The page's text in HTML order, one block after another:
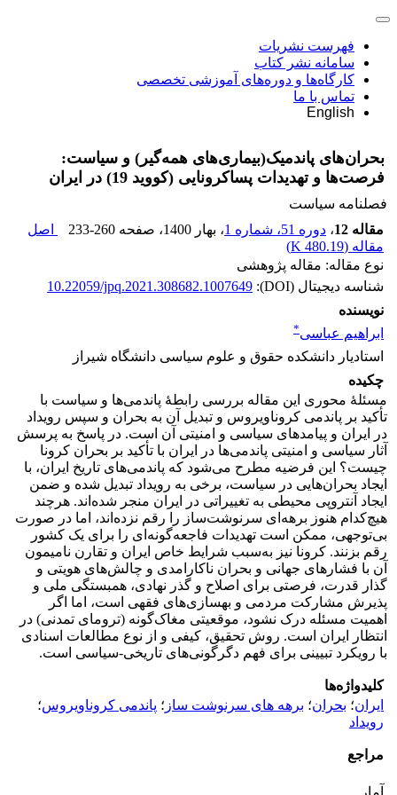
فهرست نشریات
سامانه نشر کتاب
کارگاه‌ها و دوره‌های آموزشی تخصصی
تماس با ما
English
بحران‌های پاندمیک(بیماری‌های همه‌گیر) و سیاست:
فرصت‌ها و تهدیدات پساکرونایی (کووید 19) در ایران
فصلنامه سیاست
مقاله 12
، دوره 51، شماره 1 ، بهار 1400 ، صفحه 233-260
اصل
مقاله (480.19 K
)
نوع مقاله: مقاله پژوهشی
شناسه دیجیتال (DOI):
10.22059/jpq.2021.308682.1007649
نویسنده
ابراهیم عباسی*
استادیار دانشکده حقوق و علوم سیاسی دانشگاه شیراز
چکیده
مسئلۀ محوری این مقاله بررسی رابطۀ پاندمی‌ها و سیاست با
تأکید بر پاندمی کروناویروس و تبدیل آن به بحران و سپس رویداد
در ایران و پیامدهای سیاسی و امنیتی آن است. در پاسخ به پرسش
آثار سیاسی و امنیتی پاندمی‌ها در ایران با تأکید بر بحران کرونا
چیست؟ این فرضیه مطرح می‌شود که پاندمی‌های تاریخ ایران، با
ایجاد بحران‌هایی در سیاست، برخی به رویداد تبدیل شده و ضمن
ایجاد آنتروپی محیطی به تغییراتی در ایران منجر شده‌اند. هرچند
هیچ‌کدام هنوز برهه‌ای سرنوشت‌ساز را رقم نزده‌اند، اما در صورت
بی‌توجهی، ممکن است تهدیدات فاجعه‌گونه‌ای را برای یک کشور
رقم بزنند. کرونا نیز به‌سبب شرایط خاص ایران و تقارن نامیمون
آن با فشارهای جهانی و بحران ناکارامدی و چالش‌های هویتی و
گذار قدرت، فرصتی برای اصلاح و گذر نهادی، همبستگی ملی و
پذیرش مشارکت مردمی و بهسازی‌های فقهی است، اما اگر
اهمیت مسئله درک نشود، موقعیتی مغاک‌گونه (ترومای تمدنی) در
انتظار ایران است. روش تحقیق، کیفی و از نوع مطالعات اسنادی
با رویکرد تبیینی برای فهم دگرگونی‌های تاریخی-سیاسی است.
کلیدواژه‌ها
ایران؛ بحران؛ برهه های سرنوشت ساز ؛ پاندمی کروناویروس؛
رویداد
مراجع
آمار